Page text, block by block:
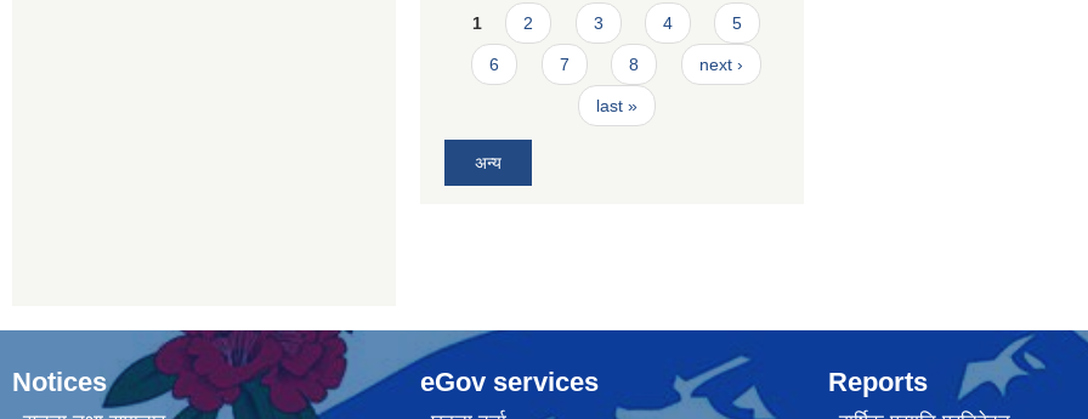
Pages
1 2 3 4 5
6 7 8 next ›
last »
अन्य
Notices eGov services Reports